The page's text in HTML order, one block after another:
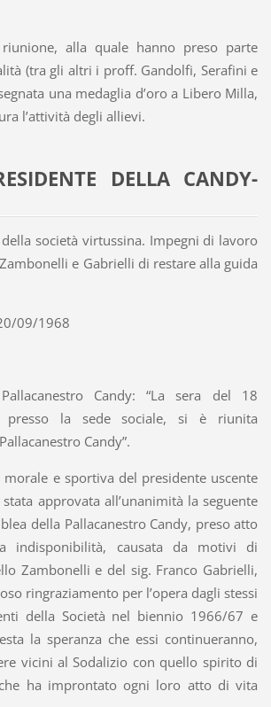
alla quale hanno preso parte
(tra gli altri i proff. Gandolfi, Serafini e
una medaglia d’oro a Libero Milla,
l’attività degli allievi.
DELLA CANDY-
società virtussina. Impegni di lavoro
e Gabrielli di restare alla guida
09/1968
Candy: “La sera del 18
presso la sede sociale, si è riunita
Candy”.
morale e sportiva del presidente uscente
approvata all’unanimità la seguente
della Pallacanestro Candy, preso atto
indisponibilità, causata da motivi di
Zambonelli e del sig. Franco Gabrielli,
ringraziamento per l’opera dagli stessi
della Società nel biennio 1966/67 e
la speranza che essi continueranno,
vicini al Sodalizio con quello spirito di
ha improntato ogni loro atto di vita